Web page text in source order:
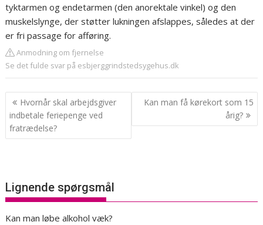
tyktarmen og endetarmen (den anorektale vinkel) og den
muskelslynge, der støtter lukningen afslappes, således at der
er fri passage for afføring.
Anmodning om fjernelse
Se det fulde svar på esbjerggrindstedsygehus.dk
Indlægsnavigation
Hvornår skal arbejdsgiver
indbetale feriepenge ved
fratrædelse?
Kan man få kørekort som 15
årig?
Lignende spørgsmål
Kan man løbe alkohol væk?